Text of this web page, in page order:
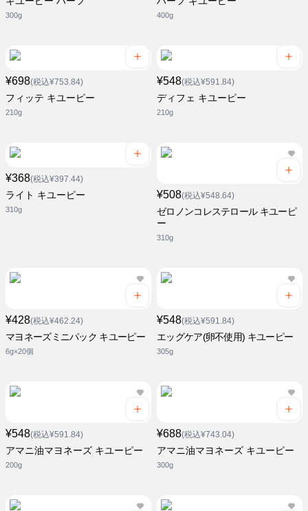
300g 400g
¥698(税込¥753.84)
フィッテ キユーピー
210g
¥548(税込¥591.84)
ディフェ キユーピー
210g
¥368(税込¥397.44)
ライト キユーピー
310g
¥508(税込¥548.64)
ゼロノンコレステロール キユーピ
ー
310g
¥428(税込¥462.24)
マヨネーズミニパック キユーピー
6g×20個
¥548(税込¥591.84)
エッグケア(卵不使用) キユーピー
305g
¥548(税込¥591.84)
アマニ油マヨネーズ キユーピー
200g
¥688(税込¥743.04)
アマニ油マヨネーズ キユーピー
300g